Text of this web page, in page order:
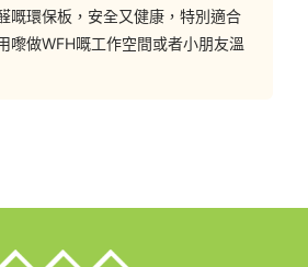
嘅環保板，安全又健康，特別適合
嚟做WFH嘅工作空間或者小朋友溫